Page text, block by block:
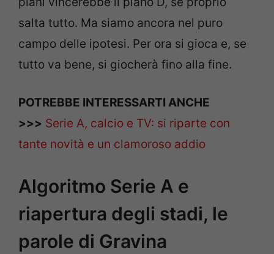
salta tutto. Ma siamo ancora nel puro
campo delle ipotesi. Per ora si gioca e, se
tutto va bene, si giocherà fino alla fine.
POTREBBE INTERESSARTI ANCHE
>>> Serie A, calcio e TV: si riparte con
tante novità e un clamoroso addio
Algoritmo Serie A e
riapertura degli stadi, le
parole di Gravina